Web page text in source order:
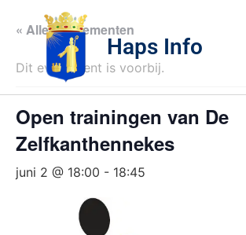
Haps Info
« Alle Evenementen
Dit evenement is voorbij.
Open trainingen van De
Zelfkanthennekes
juni 2 @ 18:00 - 18:45